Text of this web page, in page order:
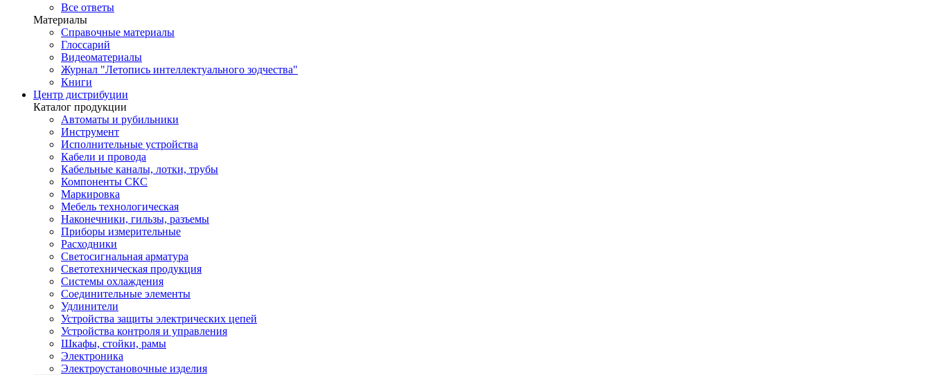
Все ответы
Материалы
Справочные материалы
Глоссарий
Видеоматериалы
Журнал "Летопись интеллектуального зодчества"
Книги
Центр дистрибуции
Каталог продукции
Автоматы и рубильники
Инструмент
Исполнительные устройства
Кабели и провода
Кабельные каналы, лотки, трубы
Компоненты СКС
Маркировка
Мебель технологическая
Наконечники, гильзы, разъемы
Приборы измерительные
Расходники
Светосигнальная арматура
Светотехническая продукция
Системы охлаждения
Соединительные элементы
Удлинители
Устройства защиты электрических цепей
Устройства контроля и управления
Шкафы, стойки, рамы
Электроника
Электроустановочные изделия